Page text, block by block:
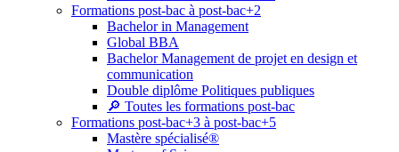
Formations post-bac à post-bac+2
Bachelor in Management
Global BBA
Bachelor Management de projet en design et
communication
Double diplôme Politiques publiques
🔎 Toutes les formations post-bac
Formations post-bac+3 à post-bac+5
Mastère spécialisé®